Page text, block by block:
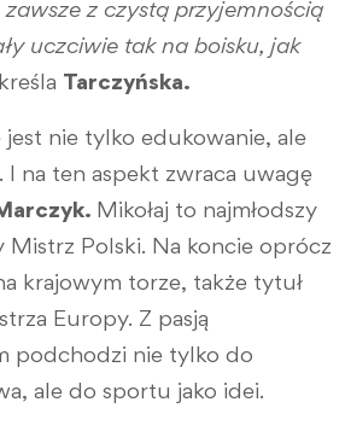
zawsze z czystą przyjemnością
uczciwie tak na boisku, jak
Tarczyńska.
jest nie tylko edukowanie, ale
I na ten aspekt zwraca uwagę
Mikołaj to najmłodszy
Mistrz Polski. Na koncie oprócz
krajowym torze, także tytuł
Europy. Z pasją
podchodzi nie tylko do
ale do sportu jako idei.